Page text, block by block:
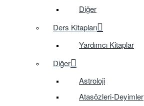
Diğer
Ders Kitapları
Yardımcı Kitaplar
Diğer
Astroloji
Atasözleri-Deyimler